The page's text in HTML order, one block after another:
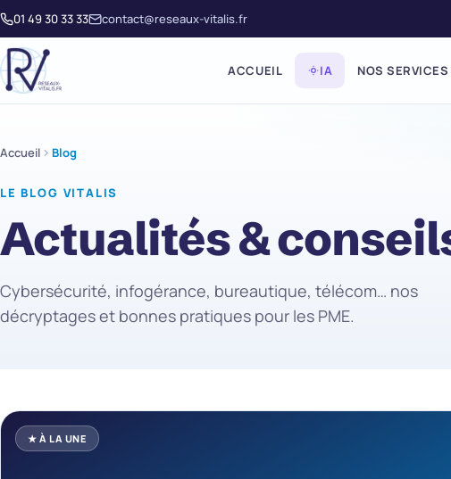
01 49 30 33 33 contact@reseaux-vitalis.fr
ACCUEIL IA NOS SERVICES
Accueil Blog
LE BLOG VITALIS
Actualités &
Cybersécurité, infogérance, bureautique, télécom… nos
décryptages et bonnes pratiques pour les PME.
★ À LA UNE